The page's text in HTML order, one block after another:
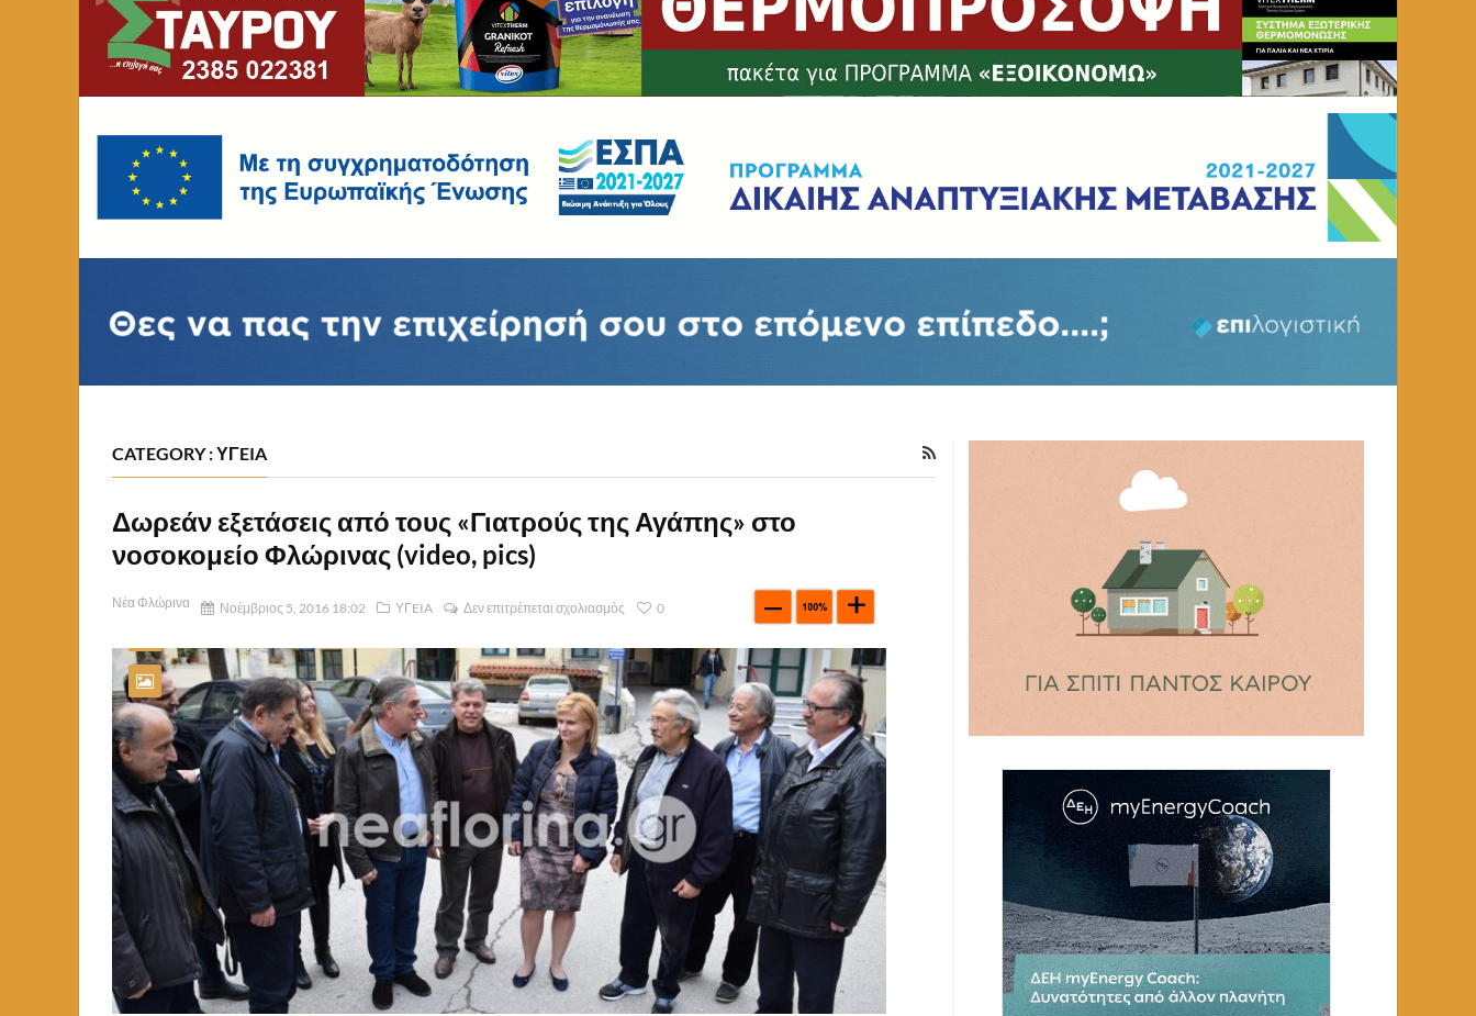
CATEGORY : ΥΓEIA
Δωρεάν εξετάσεις από τους «Γιατρούς της Αγάπης» στο
νοσοκομείο Φλώρινας (video, pics)
Νέα Φλώρινα Νοέμβριος 5, 2016 18:02 ΥΓEIA Δεν επιτρέπεται σχολιασμός 0